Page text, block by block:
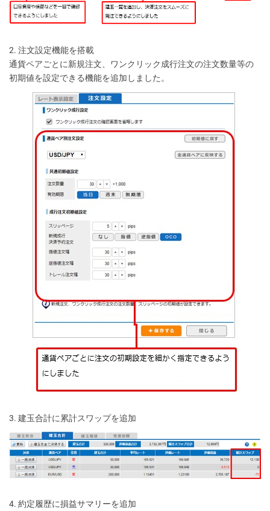
2. 注文設定機能を搭載
通貨ペアごとに新規注文、ワンクリック成行注文の注文数量等の
初期値を設定できる機能を追加しました。
3. 建玉合計に累計スワップを追加
4. 約定履歴に損益サマリーを追加